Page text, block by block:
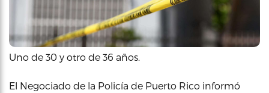
Uno de 30 y otro de 36 años.
El Negociado de la Policía de Puerto Rico informó